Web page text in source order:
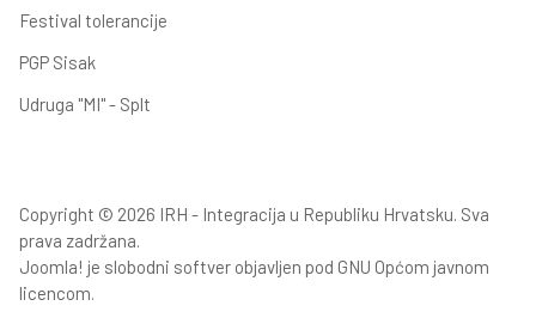
Festival tolerancije
PGP Sisak
Udruga "MI" - Splt
Copyright © 2026 IRH - Integracija u Republiku Hrvatsku. Sva
prava zadržana.
Joomla! je slobodni softver objavljen pod GNU Općom javnom
licencom.